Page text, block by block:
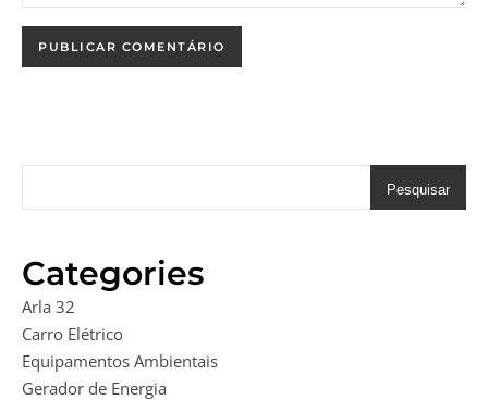
Pesquisar
Categories
Arla 32
Carro Elétrico
Equipamentos Ambientais
Gerador de Energia